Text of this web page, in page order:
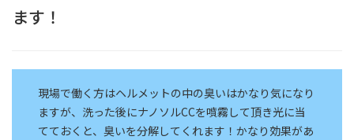
ます！
現場で働く方はヘルメットの中の臭いはかなり気になり
ますが、洗った後にナノソルCCを噴霧して頂き光に当
てておくと、臭いを分解してくれます！かなり効果があ